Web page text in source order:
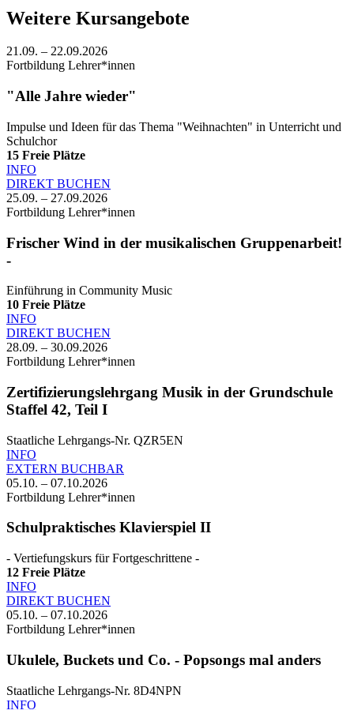
Weitere Kursangebote
21.09. – 22.09.2026
Fortbildung Lehrer*innen
"Alle Jahre wieder"
Impulse und Ideen für das Thema "Weihnachten" in Unterricht und
Schulchor
15 Freie Plätze
INFO
DIREKT BUCHEN
25.09. – 27.09.2026
Fortbildung Lehrer*innen
Frischer Wind in der musikalischen Gruppenarbeit!
-
Einführung in Community Music
10 Freie Plätze
INFO
DIREKT BUCHEN
28.09. – 30.09.2026
Fortbildung Lehrer*innen
Zertifizierungslehrgang Musik in der Grundschule
Staffel 42, Teil I
Staatliche Lehrgangs-Nr. QZR5EN
INFO
EXTERN BUCHBAR
05.10. – 07.10.2026
Fortbildung Lehrer*innen
Schulpraktisches Klavierspiel II
- Vertiefungskurs für Fortgeschrittene -
12 Freie Plätze
INFO
DIREKT BUCHEN
05.10. – 07.10.2026
Fortbildung Lehrer*innen
Ukulele, Buckets und Co. - Popsongs mal anders
Staatliche Lehrgangs-Nr. 8D4NPN
INFO